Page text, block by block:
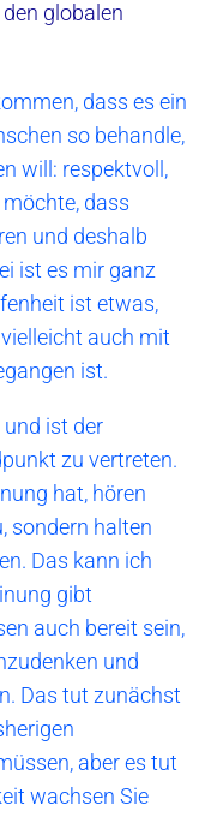
globalen
dass es ein
so behandle,
will: respektvoll,
dass
und deshalb
ist es mir ganz
ist etwas,
auch mit
ist.
ist der
zu vertreten.
hat, hören
sondern halten
Das kann ich
gibt
auch bereit sein,
und
Das tut zunächst
aber es tut
wachsen Sie